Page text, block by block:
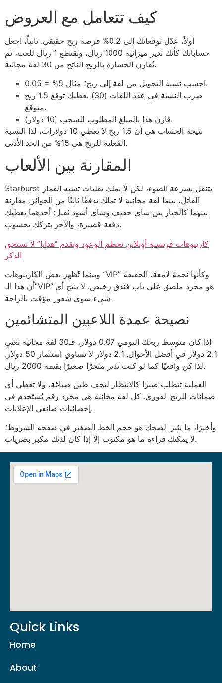
كيف تتعامل مع العروض
أولاً، عدّل توقعاتك إلى 0.2% فرصة ربح حقيقي. ثانياً، اجعل
حساباتك كأنك تدير ميزانية 1000 ريال، وتقتطع 1 ريال للعب، ثم
تُقارن الخسارة بالربح الناتج من 30 لفة مجانية.
احسب نسبة التحويل من لفة إلى ربح؛ مثال 5% = 0.05.
ضرب النسبة في عدد اللفات (30) يعطيك توقع 1.5 ربح
متوقع.
قارن هذا بالمبلغ المطلوب للسحب (10 دولار).
نتيجة الحساب هي أن 1.5 ربح لا يغطي 10 دولارات، لذا النسبة
الفعلية للربح هي 15% من الحد الأدنى.
المقارنة بين الألعاب
Starburst يتنقل بسرعة الضوء، لكن لا يملك تقلبات تشبه القمار
القاتل، بينما لفة مجانية لا تملك تدفقًا ثابتًا من الجوائز. مقارنة
بينهما كالخيار بين شاي خفيف وشاي أسود ثقيل: أحدهما يعطيك
دفعة قصيرة، والآخر يتركك بحسوب.
كازينوهات فرنسية أونلاين تحطم الوعود وتقدم “هدايا” لا تستحق
الذكر
وبينما تُظهر بعض الكازينوهات “VIP” وكأنها نجمة لامعة، الحقيقة
أن هذا الـ”VIP” هو مجرد ملصق على باب فندق رخيص. لا ينتج أي
شيء سوى شعور مؤقت بالراحة.
نصيحة عمدة اللاعبين المتشائمين
إذا كان متوسط ربحك اليومي 0.07 دولار، فـ30 لفة مجانية تعني
2.1 دولار في أفضل الأحوال. 2.1 دولار لا تساوي استثمار 50 دولار.
لذا كن واقعيًا كما لو كنت تدير متجرًا صغيرًا بقيمة 2000 ريال.
العملية تتطلب صبرًا كالانتظار لتجف طين صباغة، ولا تعطي أي
ضمانات للربح الفوري. كل لفة مجانية هي مجرد رقم يُستَخدم في
إحصائيات صانعي الإعلانات.
وأخيرًا، ما يثير الضحك هو حجم الخط الصغير في صفحة الشروط؛
لا يمكنك قراءة ما هو مكتوب إلا إذا كان لديك مكبر بصريات.
Quick Links
Home
About